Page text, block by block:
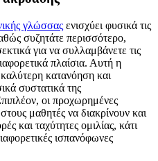
γλώσσας ενισχύει φυσικά τις
συζητάτε περισσότερο,
για να συλλαμβάνετε τις
πλαίσια. Αυτή η
κατανόηση και
συστατικά της
οι προχωρημένες
μαθητές να διακρίνουν και
και ταχύτητες ομιλίας, κάτι
ισπανόφωνες